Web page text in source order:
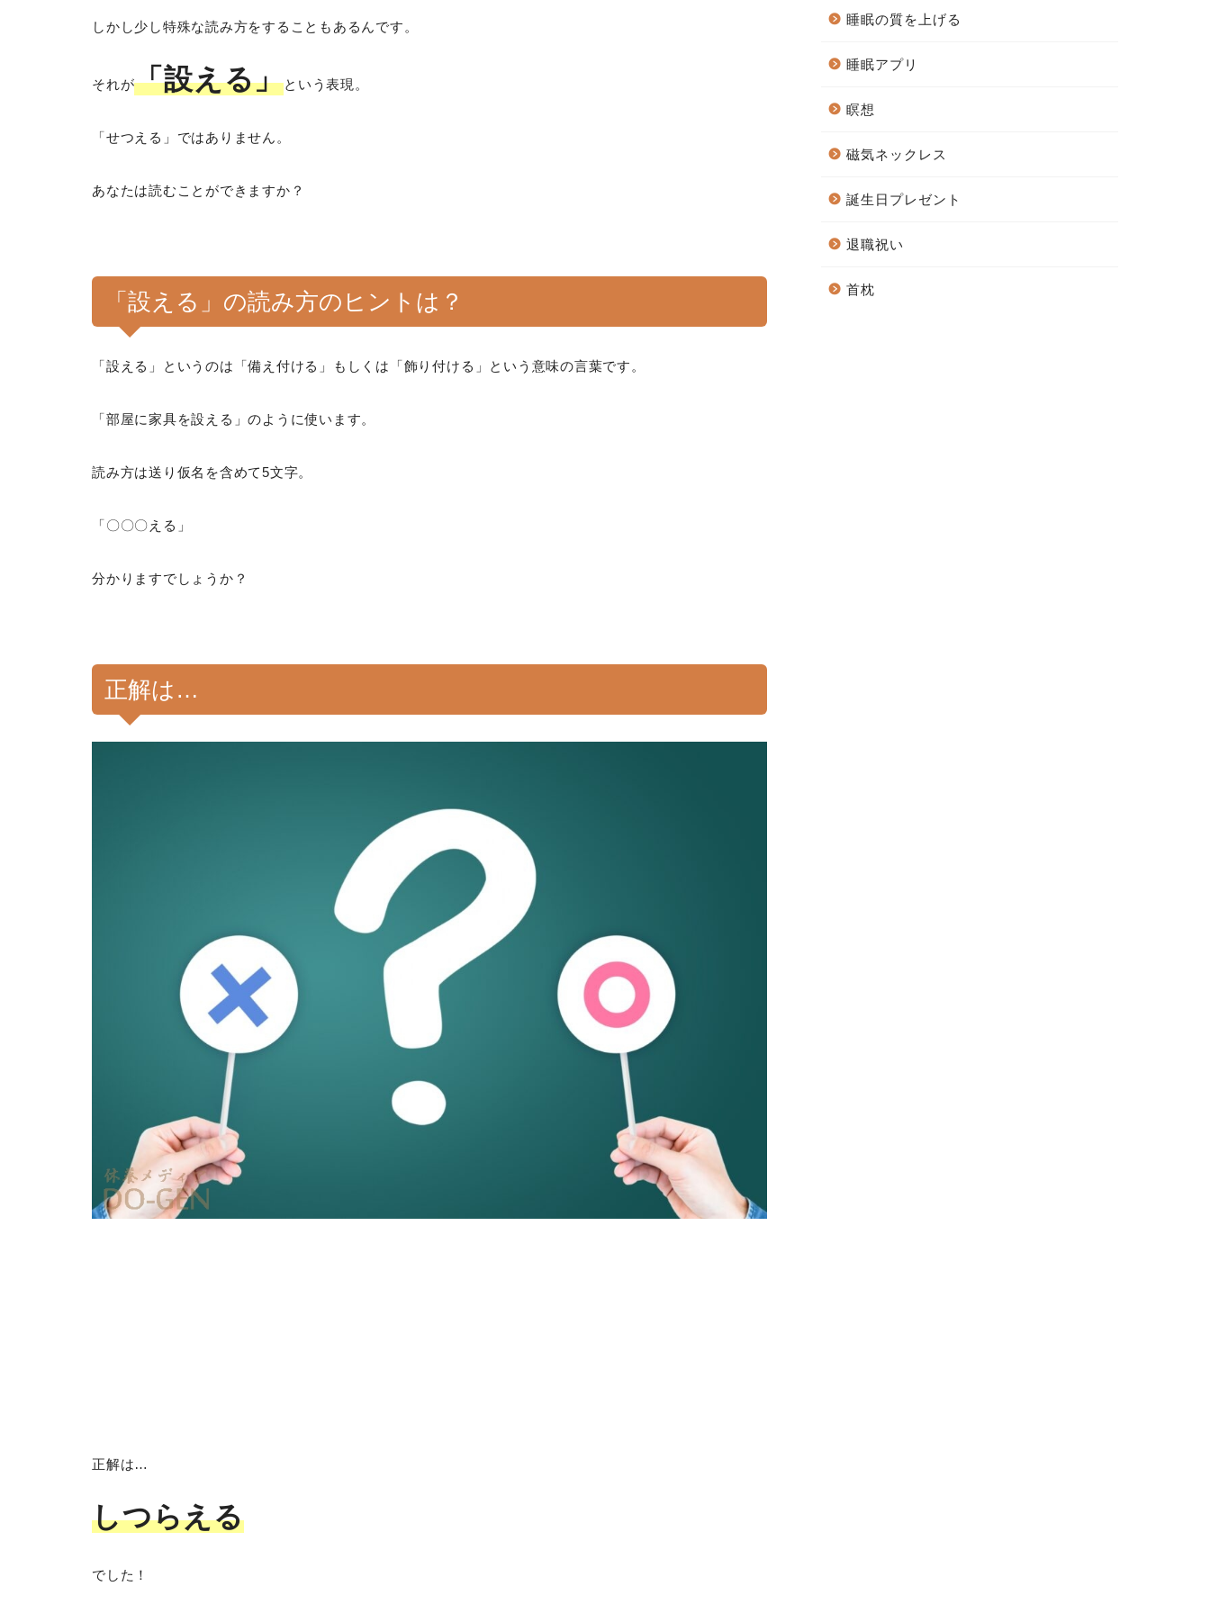
しかし少し特殊な読み方をすることもあるんです。
それが「設える」という表現。
「せつえる」ではありません。
あなたは読むことができますか？
「設える」の読み方のヒントは？
「設える」というのは「備え付ける」もしくは「飾り付ける」という意味の言葉です。
「部屋に家具を設える」のように使います。
読み方は送り仮名を含めて5文字。
「〇〇〇える」
分かりますでしょうか？
正解は…
正解は…
しつらえる
でした！
睡眠の質を上げる
睡眠アプリ
瞑想
磁気ネックレス
誕生日プレゼント
退職祝い
首枕